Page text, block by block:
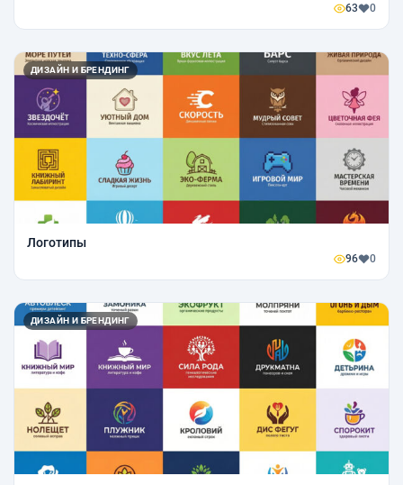
63 0
ДИЗАЙН И БРЕНДИНГ
Логотипы
96 0
ДИЗАЙН И БРЕНДИНГ